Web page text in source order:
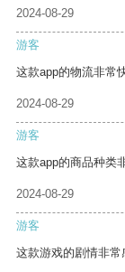
2024-08-29
游客
这款app的物流非常
2024-08-29
游客
这款app的商品种类
2024-08-29
游客
这款游戏的剧情非常